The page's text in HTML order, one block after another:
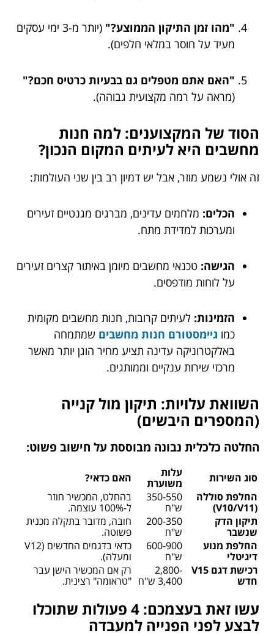
"מהו זמן התיקון הממוצע?"
(יותר מ-3 ימי עסקים
מעיד על חוסר במלאי חלפים).
"האם אתם מטפלים גם בבעיות כרטיס חכם?"
(מראה על רמה מקצועית גבוהה).
הסוד של המקצוענים: למה חנות
מחשבים היא לעיתים המקום הנכון?
זה אולי נשמע מוזר, אבל יש דמיון רב בין שני העולמות:
הכלים: מלחמים עדינים, מברגים מגנטיים זעירים
ומערכות למדידת מתח.
הגישה: טכנאי מחשבים מיומן באיתור קצרים זעירים
על לוחות מודפסים.
הזמינות: לעיתים קרובות, חנות מחשבים מקומית
כמו גיימסטורם חנות מחשבים שמתמחה
באלקטרוניקה עדינה תציע מחיר הוגן יותר מאשר
מרכזי שירות ענקיים וממותגים.
השוואת עלויות: תיקון מול קנייה
(המספרים היבשים)
החלטה כלכלית נבונה מבוססת על חישוב פשוט:
סוג השירות
עלות
משוערת
האם כדאי?
החלפת סוללה
(V10/V11)
350-550
ש"ח
בהחלט, המכשיר חוזר
ל-100% עוצמה.
תיקון הדק
שנשבר
200-350
ש"ח
חובה, מדובר בתקלה מכנית
פשוטה.
החלפת מנוע
דיגיטלי
600-900
ש"ח
כדאי בדגמים החדשים (V12
ומעלה).
רכישת דגם V15
חדש
2,800-
3,400 ש"ח
רק אם המכשיר הישן עבר
"טראומה" רצינית.
עשו זאת בעצמכם: 4 פעולות שתוכלו
לבצע לפני הפנייה למעבדה